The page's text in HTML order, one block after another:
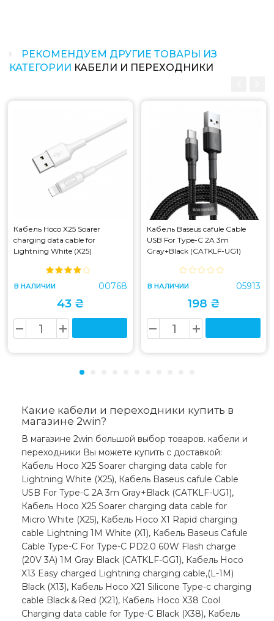
РЕКОМЕНДУЕМ ДРУГИЕ ТОВАРЫ ИЗ
КАТЕГОРИИ КАБЕЛИ И ПЕРЕХОДНИКИ
Кабель Hoco X25 Soarer
charging data cable for
Lightning White (X25)
В НАЛИЧИИ 00768
43 ₴
Кабель Baseus cafule Cable
USB For Type-C 2A 3m
Gray+Black (CATKLF-UG1)
В НАЛИЧИИ 05913
198 ₴
Какие кабели и переходники купить в
магазине 2win?
В магазине 2win большой выбор товаров. кабели и
переходники Вы можете купить с доставкой:
Кабель Hoco X25 Soarer charging data cable for
Lightning White (X25), Кабель Baseus cafule Cable
USB For Type-C 2A 3m Gray+Black (CATKLF-UG1),
Кабель Hoco X25 Soarer charging data cable for
Micro White (X25), Кабель Hoco X1 Rapid charging
cable Lightning 1M White (X1), Кабель Baseus Cafule
Cable Type-C For Type-C PD2.0 60W Flash charge
(20V 3A) 1M Gray Black (CATKLF-GG1), Кабель Hoco
X13 Easy charged Lightning charging cable,(L-1M)
Black (X13), Кабель Hoco X21 Silicone Type-c charging
cable Black＆Red (X21), Кабель Hoco X38 Cool
Charging data cable for Type-C Black (X38), Кабель